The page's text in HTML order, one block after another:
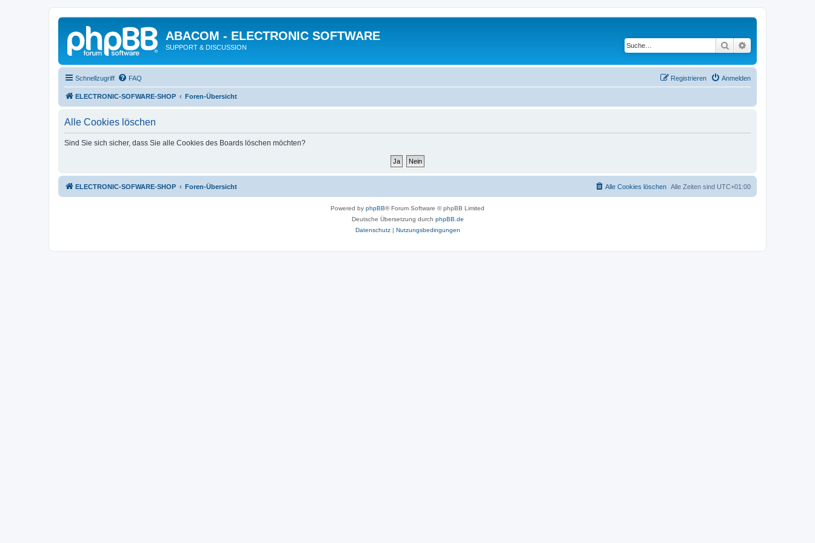
ABACOM - ELECTRONIC SOFTWARE
SUPPORT & DISCUSSION Suche
Schnellzugriff FAQ Anmelden
Registrieren
ELECTRONIC-SOFWARE-SHOP Foren-Übersicht
Alle Cookies löschen
Sind Sie sich sicher, dass Sie alle Cookies des Boards löschen möchten?
ELECTRONIC-SOFWARE-SHOP Foren-Übersicht Alle Zeiten sind UTC+01:00
Alle Cookies löschen
Powered by phpBB® Forum Software © phpBB Limited
Deutsche Übersetzung durch phpBB.de
Datenschutz| Nutzungsbedingungen